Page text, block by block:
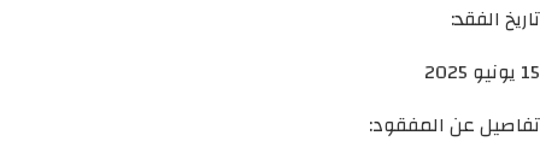
تاريخ الفقد:
15 يونيو 2025
تفاصيل عن المفقود: